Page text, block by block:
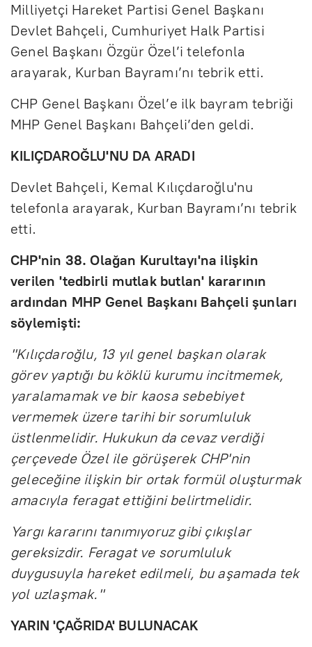
Milliyetçi Hareket Partisi Genel Başkanı
Devlet Bahçeli, Cumhuriyet Halk Partisi
Genel Başkanı Özgür Özel’i telefonla
arayarak, Kurban Bayramı’nı tebrik etti.
CHP Genel Başkanı Özel’e ilk bayram tebriği
MHP Genel Başkanı Bahçeli’den geldi.
KILIÇDAROĞLU'NU DA ARADI
Devlet Bahçeli, Kemal Kılıçdaroğlu'nu
telefonla arayarak, Kurban Bayramı’nı tebrik
etti.
CHP'nin 38. Olağan Kurultayı'na ilişkin
verilen 'tedbirli mutlak butlan' kararının
ardından MHP Genel Başkanı Bahçeli şunları
söylemişti:
"Kılıçdaroğlu, 13 yıl genel başkan olarak
görev yaptığı bu köklü kurumu incitmemek,
yaralamamak ve bir kaosa sebebiyet
vermemek üzere tarihi bir sorumluluk
üstlenmelidir. Hukukun da cevaz verdiği
çerçevede Özel ile görüşerek CHP'nin
geleceğine ilişkin bir ortak formül oluşturmak
amacıyla feragat ettiğini belirtmelidir.
Yargı kararını tanımıyoruz gibi çıkışlar
gereksizdir. Feragat ve sorumluluk
duygusuyla hareket edilmeli, bu aşamada tek
yol uzlaşmak."
YARIN 'ÇAĞRIDA' BULUNACAK